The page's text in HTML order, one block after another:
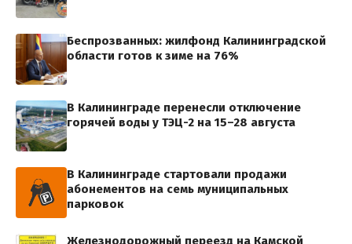
Беспрозванных: жилфонд Калининградской
области готов к зиме на 76%
В Калининграде перенесли отключение
горячей воды у ТЭЦ-2 на 15–28 августа
В Калининграде стартовали продажи
абонементов на семь муниципальных
парковок
Железнодорожный переезд на Камской